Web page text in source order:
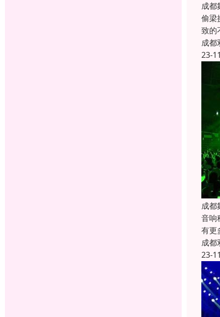
成都
偷梁
致的
成都
23-
成都
音响
有更
成都
23-